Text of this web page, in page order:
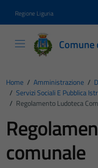
Regione Liguria
Home / Amministrazione /
/ Servizi Sociali E Pubblica
/ Regolamento Ludoteca
comunale